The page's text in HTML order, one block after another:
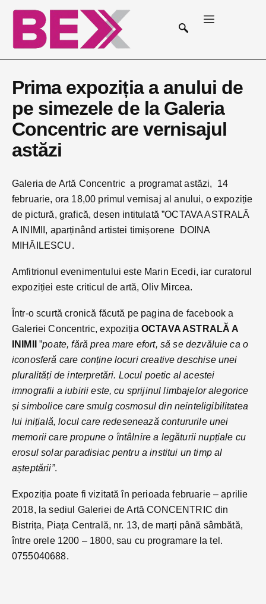
Prima expoziția a anului de
pe simezele de la Galeria
Concentric are vernisajul
astăzi
Galeria de Artă Concentric a programat astăzi, 14
februarie, ora 18,00 primul vernisaj al anului, o expoziție
de pictură, grafică, desen intitulată ”OCTAVA ASTRALĂ
A INIMII, aparținând artistei timișorene DOINA
MIHĂILESCU.
Amfitrionul evenimentului este Marin Ecedi, iar curatorul
expoziției este criticul de artă, Oliv Mircea.
Într-o scurtă cronică făcută pe pagina de facebook a
Galeriei Concentric, expoziția OCTAVA ASTRALĂ A
INIMII
”poate, fără prea mare efort, să se dezvăluie ca o
iconosferă care conține locuri creative deschise unei
pluralități de interpretări. Locul poetic al acestei
imnografii a iubirii este, cu sprijinul limbajelor alegorice
și simbolice care smulg cosmosul din neinteligibilitatea
lui inițială, locul care redesenează contururile unei
memorii care propune o întâlnire a legăturii nupțiale cu
erosul solar paradisiac pentru a institui un timp al
așteptării”.
Expoziția poate fi vizitată în perioada februarie – aprilie
2018, la sediul Galeriei de Artă CONCENTRIC din
Bistrița, Piața Centrală, nr. 13, de marți până sâmbătă,
între orele 1200 – 1800, sau cu programare la tel.
0755040688.